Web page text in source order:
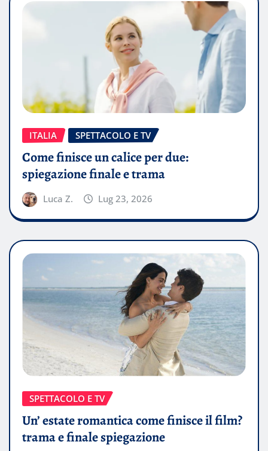
ITALIA SPETTACOLO E TV
Come finisce un calice per due:
spiegazione finale e trama
Luca Z. Lug 23, 2026
SPETTACOLO E TV
Un’ estate romantica come finisce il film?
trama e finale spiegazione